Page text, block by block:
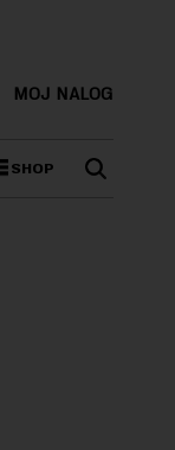
MOJ NALOG
SHOP